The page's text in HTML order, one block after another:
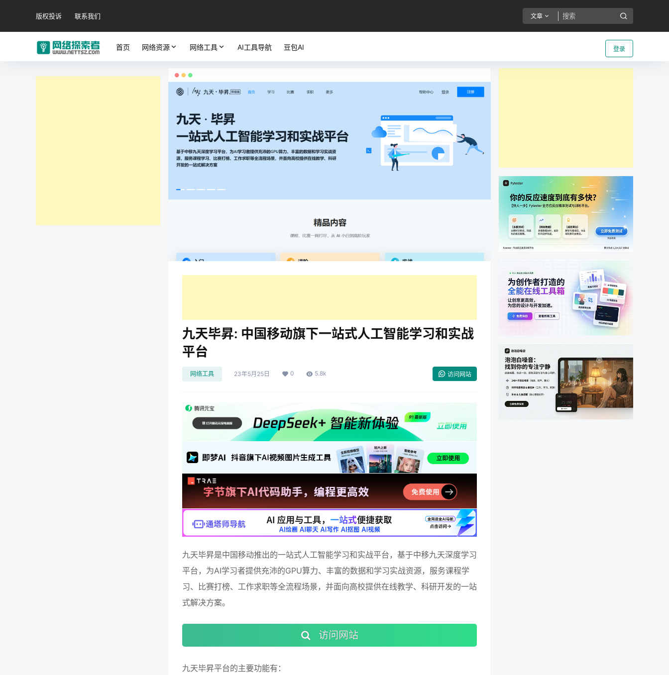
版权投诉 联系我们 文章
登录
首页 网络资源 网络工具 AI工具导航 豆包AI
九天毕昇: 中国移动旗下一站式人工智能学习和实战
平台
网络工具 23年5月25日 0 5.8k 访问网站
九天毕昇是中国移动推出的一站式人工智能学习和实战平台，基于中移九天深度学习
平台，为AI学习者提供充沛的GPU算力、丰富的数据和学习实战资源，服务课程学
习、比赛打榜、工作求职等全流程场景，并面向高校提供在线教学、科研开发的一站
式解决方案。
访问网站
九天毕昇平台的主要功能有：